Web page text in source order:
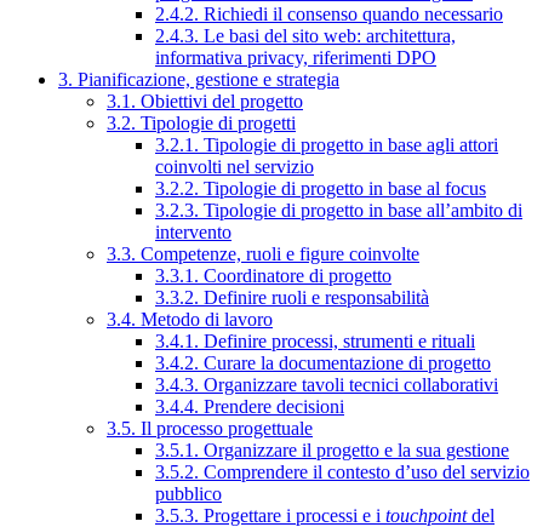
2.4.2. Richiedi il consenso quando necessario
2.4.3. Le basi del sito web: architettura,
informativa privacy, riferimenti DPO
3. Pianificazione, gestione e strategia
3.1. Obiettivi del progetto
3.2. Tipologie di progetti
3.2.1. Tipologie di progetto in base agli attori
coinvolti nel servizio
3.2.2. Tipologie di progetto in base al focus
3.2.3. Tipologie di progetto in base all’ambito di
intervento
3.3. Competenze, ruoli e figure coinvolte
3.3.1. Coordinatore di progetto
3.3.2. Definire ruoli e responsabilità
3.4. Metodo di lavoro
3.4.1. Definire processi, strumenti e rituali
3.4.2. Curare la documentazione di progetto
3.4.3. Organizzare tavoli tecnici collaborativi
3.4.4. Prendere decisioni
3.5. Il processo progettuale
3.5.1. Organizzare il progetto e la sua gestione
3.5.2. Comprendere il contesto d’uso del servizio
pubblico
3.5.3. Progettare i processi e i touchpointdel